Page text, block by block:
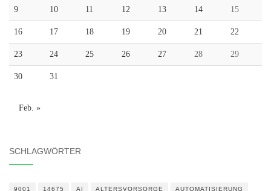
9 10 11 12 13 14 15
16 17 18 19 20 21 22
23 24 25 26 27 28 29
30 31
Feb. »
SCHLAGWÖRTER
9001 14675 AI ALTERSVORSORGE AUTOMATISIERUNG